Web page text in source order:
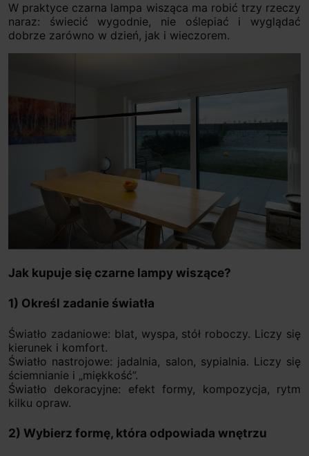
W praktyce czarna lampa wisząca ma robić trzy rzeczy
naraz: świecić wygodnie, nie oślepiać i wyglądać
dobrze zarówno w dzień, jak i wieczorem.
Jak kupuje się czarne lampy wiszące?
1) Określ zadanie światła
Światło zadaniowe: blat, wyspa, stół roboczy. Liczy się
kierunek i komfort.
Światło nastrojowe: jadalnia, salon, sypialnia. Liczy się
ściemnianie i „miękkość”.
Światło dekoracyjne: efekt formy, kompozycja, rytm
kilku opraw.
2) Wybierz formę, która odpowiada wnętrzu